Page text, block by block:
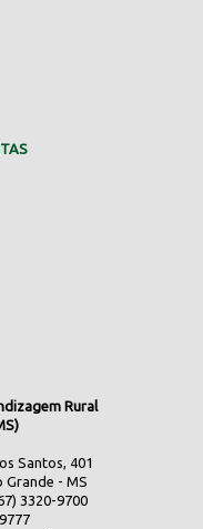
Rural
Santos, 401
Grande - MS
3320-9700